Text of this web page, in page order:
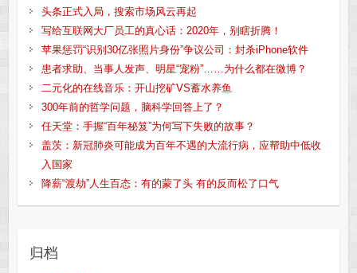
头条正式入局，搜索市场风云再起
写给互联网大厂员工的真心话：2020年，别瞎折腾！
苹果惩罚“识别30亿张照片身份”争议公司：封杀iPhone软件
患者求助、当事人发声、明星“宠粉”……为什么都在微博？
二元化的在线音乐：开山挖矿VS蓄水养鱼
300年前的哲学问题，脑科学回答上了？
任天堂：手握“百年秘笈”为何写下失败的故事？
盖茨：新冠肺炎可能成为百年不遇的大流行病，应帮助中低收
入国家
降薪“渡劫”人生百态：有的蒙了头 有的反而松了口气
归档